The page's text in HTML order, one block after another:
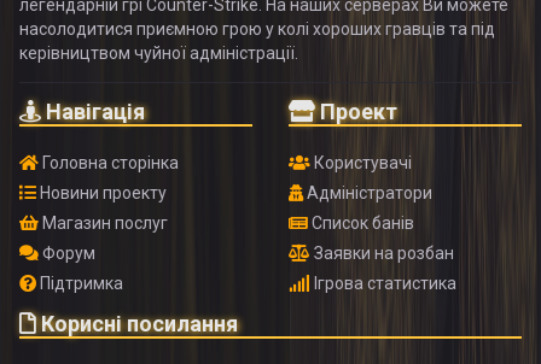
легендарній грі Counter-Strike. На наших серверах Ви можете
насолодитися приємною грою у колі хороших гравців та під
керівництвом чуйної адміністрації.
Навігація
Головна сторінка
Новини проекту
Магазин послуг
Форум
Підтримка
Проект
Користувачі
Адміністратори
Список банів
Заявки на розбан
Ігрова статистика
Корисні посилання